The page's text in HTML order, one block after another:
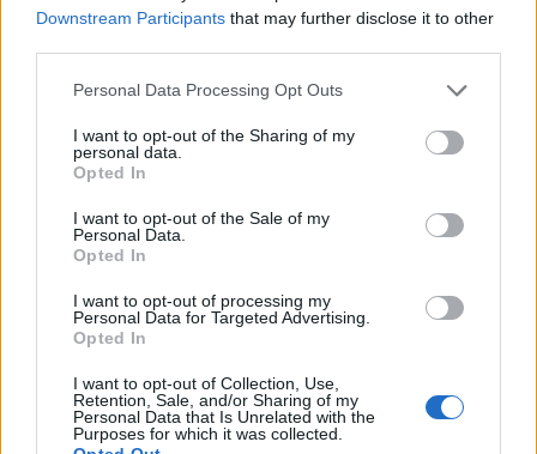
Downstream Participants that may further disclose it to other
Personal Data Processing Opt Outs
I want to opt-out of the Sharing of my
personal data.
Opted In
I want to opt-out of the Sale of my
Personal Data.
Opted In
I want to opt-out of processing my
Personal Data for Targeted Advertising.
Opted In
I want to opt-out of Collection, Use,
Retention, Sale, and/or Sharing of my
Personal Data that Is Unrelated with the
Purposes for which it was collected.